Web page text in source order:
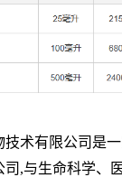
技术有限公司是
司 ,与生命科学、